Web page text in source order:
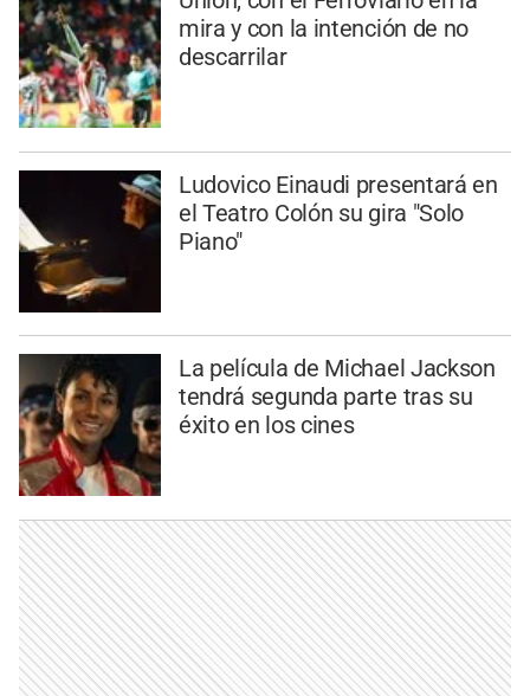
mira y con la intención de no
descarrilar
Ludovico Einaudi presentará en
el Teatro Colón su gira "Solo
Piano"
La película de Michael Jackson
tendrá segunda parte tras su
éxito en los cines